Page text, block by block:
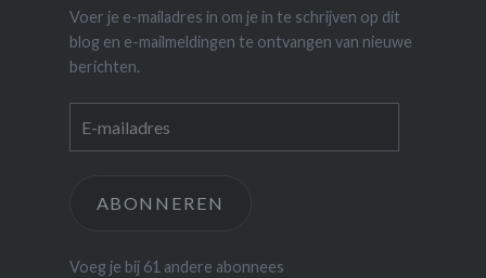
Voer je e-mailadres in om je in te schrijven op dit
blog en e-mailmeldingen te ontvangen van nieuwe
berichten.
mailadres
ABONNEREN
Voeg je bij 61 andere abonnees